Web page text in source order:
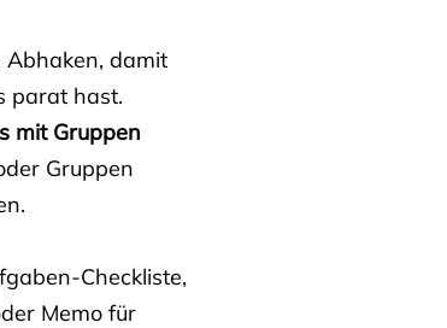
Abhaken, damit
parat hast.
mit Gruppen
Gruppen
Checkliste,
Memo für